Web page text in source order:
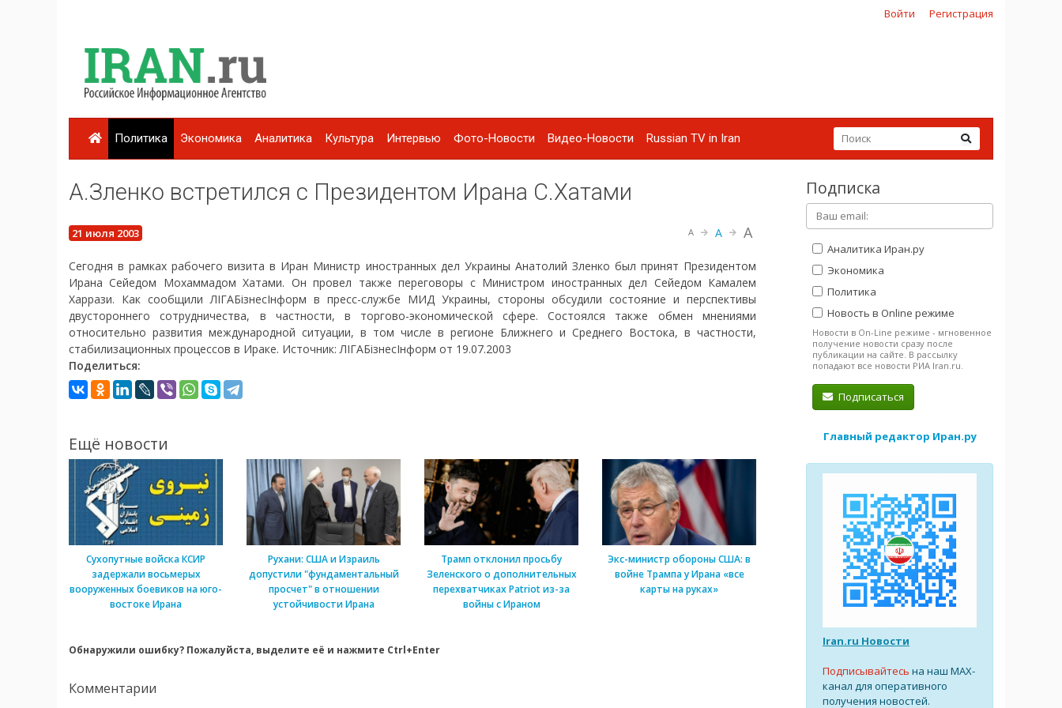
Войти Регистрация
Политика Экономика Аналитика Культура Интервью Фото-Новости Видео-Новости Russian TV in Iran
А.Зленко встретился с Президентом Ирана С.Хатами
21 июля 2003 A A A
Сегодня в рамках рабочего визита в Иран Министр иностранных дел Украины Анатолий Зленко был принят Президентом
Ирана Сейедом Мохаммадом Хатами. Он провел также переговоры с Министром иностранных дел Сейедом Камалем
Харрази. Как сообщили ЛІГАБізнесІнформ в пресс-службе МИД Украины, стороны обсудили состояние и перспективы
двустороннего сотрудничества, в частности, в торгово-экономической сфере. Состоялся также обмен мнениями
относительно развития международной ситуации, в том числе в регионе Ближнего и Среднего Востока, в частности,
стабилизационных процессов в Ираке. Источник: ЛIГАБiзнесIнформ от 19.07.2003
Поделиться:
Ещё новости
Сухопутные войска КСИР
задержали восьмерых
вооруженных боевиков на юго-
востоке Ирана
Рухани: США и Израиль
допустили "фундаментальный
просчет" в отношении
устойчивости Ирана
Трамп отклонил просьбу
Зеленского о дополнительных
перехватчиках Patriot из-за
войны с Ираном
Экс-министр обороны США: в
войне Трампа у Ирана «все
карты на руках»
Обнаружили ошибку? Пожалуйста, выделите её и нажмите Ctrl+Enter
Комментарии
Подписка
Аналитика Иран.ру
Экономика
Политика
Новость в Online режиме
Новости в On-Line режиме - мгновенное
получение новости сразу после
публикации на сайте. В рассылку
попадают все новости РИА Iran.ru.
Подписаться
Главный редактор Иран.ру
Iran.ru Новости
Подписывайтесь на наш MAX-
канал для оперативного
получения новостей.